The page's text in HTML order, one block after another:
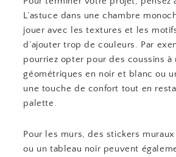
L’astuce dans une chambre
jouer avec les textures et les
d’ajouter trop de couleurs. Par
pourriez opter pour des coussins à
géométriques en noir et blanc ou
une touche de confort tout en
palette.
Pour les murs, des stickers
ou un tableau noir peuvent